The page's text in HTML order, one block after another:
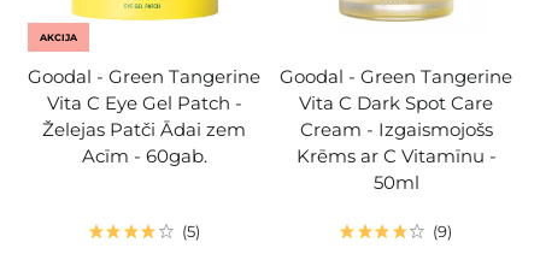
AKCIJA
Goodal - Green Tangerine
Vita C Eye Gel Patch -
Želejas Patči Ādai zem
Acīm - 60gab.
5
Goodal - Green Tangerine
Vita C Dark Spot Care
Cream - Izgaismojošs
Krēms ar C Vitamīnu -
50ml
9